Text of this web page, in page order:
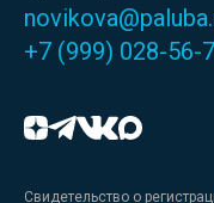
+7 (999) 028-56-
Свидетельство о